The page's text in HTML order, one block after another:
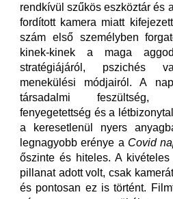
rendkívül szűkös eszköztár és
fordított kamera miatt
szám első személyben
kinek-kinek a maga
stratégiájáról, pszichés
menekülési módjairól. A
társadalmi feszültség,
fenyegetettség és a
a keresetlenül nyers
legnagyobb erénye a Covid
őszinte és hiteles. A kivételes
pillanat adott volt, csak
és pontosan ez is történt.